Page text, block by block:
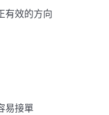
有效的方向
易接單